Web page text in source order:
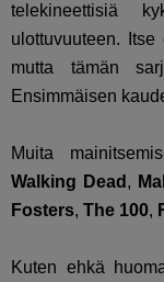
telekineettisiä
ulottuvuuteen.
mutta tämän
Ensimmäisen
Muita
Walking Dead ,
Fosters, The 100,
Kuten ehkä